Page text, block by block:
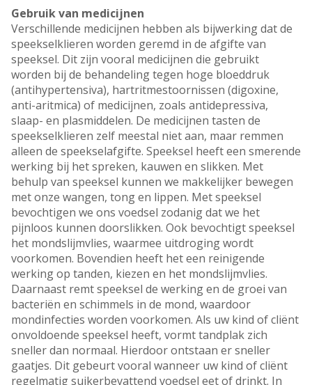
Gebruik van medicijnen
Verschillende medicijnen hebben als bijwerking dat de
speekselklieren worden geremd in de afgifte van
speeksel. Dit zijn vooral medicijnen die gebruikt
worden bij de behandeling tegen hoge bloeddruk
(antihypertensiva), hartritmestoornissen (digoxine,
anti-aritmica) of medicijnen, zoals antidepressiva,
slaap- en plasmiddelen. De medicijnen tasten de
speekselklieren zelf meestal niet aan, maar remmen
alleen de speekselafgifte. Speeksel heeft een smerende
werking bij het spreken, kauwen en slikken. Met
behulp van speeksel kunnen we makkelijker bewegen
met onze wangen, tong en lippen. Met speeksel
bevochtigen we ons voedsel zodanig dat we het
pijnloos kunnen doorslikken. Ook bevochtigt speeksel
het mondslijmvlies, waarmee uitdroging wordt
voorkomen. Bovendien heeft het een reinigende
werking op tanden, kiezen en het mondslijmvlies.
Daarnaast remt speeksel de werking en de groei van
bacteriën en schimmels in de mond, waardoor
mondinfecties worden voorkomen. Als uw kind of cliënt
onvoldoende speeksel heeft, vormt tandplak zich
sneller dan normaal. Hierdoor ontstaan er sneller
gaatjes. Dit gebeurt vooral wanneer uw kind of cliënt
regelmatig suikerbevattend voedsel eet of drinkt. In